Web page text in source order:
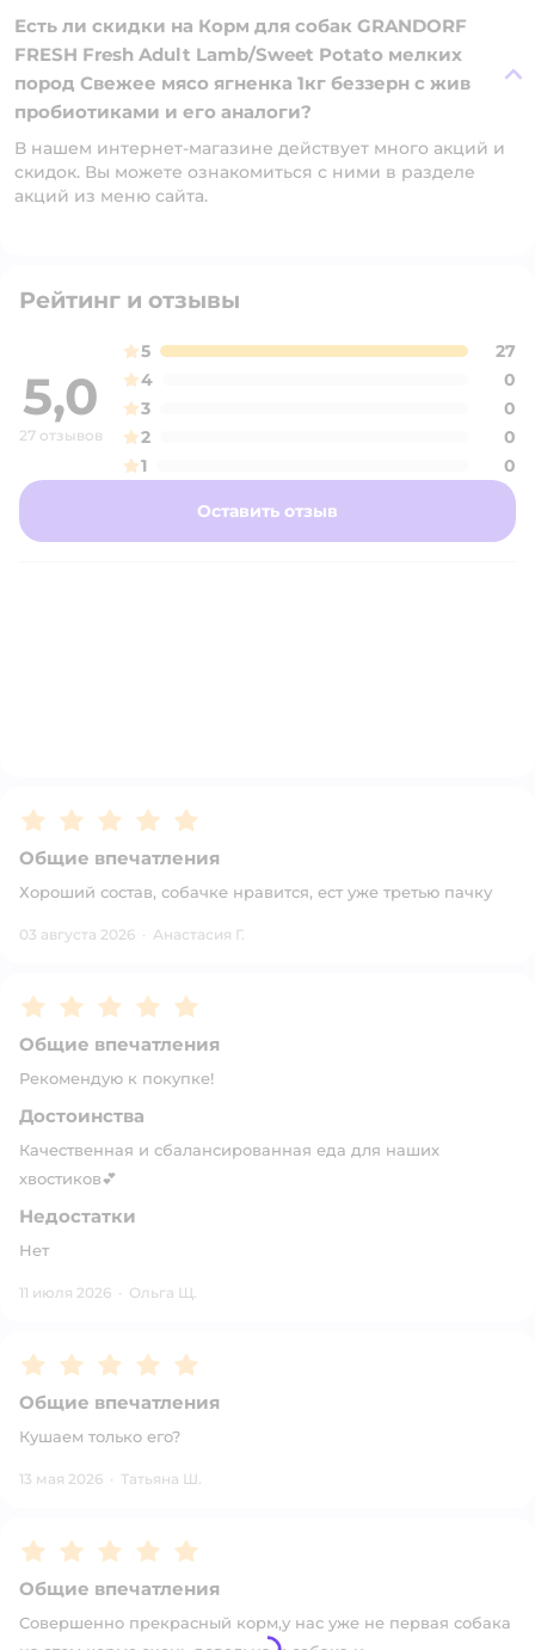
Есть ли скидки на Корм для собак GRANDORF
FRESH Fresh Adult Lamb/Sweet Potato мелких
пород Свежее мясо ягненка 1кг беззерн с жив
пробиотиками и его аналоги?
В нашем интернет-магазине действует много акций и
скидок. Вы можете ознакомиться с ними в разделе
акций из меню сайта.
Рейтинг и отзывы
5,0
27 отзывов
5
27
4
0
3
0
2
0
1
0
Оставить отзыв
Рейтинг:5
Общие впечатления
Хороший состав, собачке нравится, ест уже третью пачку
03 августа 2026 · Анастасия Г.
Рейтинг:5
Общие впечатления
Рекомендую к покупке!
Достоинства
Качественная и сбалансированная еда для наших
хвостиков💕
Недостатки
Нет
11 июля 2026 · Ольга Щ.
Рейтинг:5
Общие впечатления
Кушаем только его?
13 мая 2026 · Татьяна Ш.
Рейтинг:5
Общие впечатления
Совершенно прекрасный корм,у нас уже не первая собака